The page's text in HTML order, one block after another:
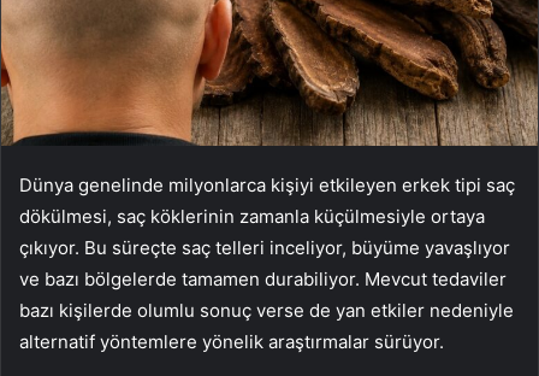
Dünya genelinde milyonlarca kişiyi etkileyen erkek tipi saç
dökülmesi, saç köklerinin zamanla küçülmesiyle ortaya
çıkıyor. Bu süreçte saç telleri inceliyor, büyüme yavaşlıyor
ve bazı bölgelerde tamamen durabiliyor. Mevcut tedaviler
bazı kişilerde olumlu sonuç verse de yan etkiler nedeniyle
alternatif yöntemlere yönelik araştırmalar sürüyor.